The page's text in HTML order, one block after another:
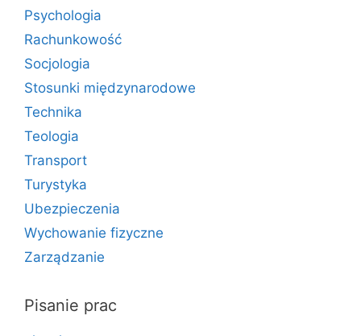
Psychologia
Rachunkowość
Socjologia
Stosunki międzynarodowe
Technika
Teologia
Transport
Turystyka
Ubezpieczenia
Wychowanie fizyczne
Zarządzanie
Pisanie prac